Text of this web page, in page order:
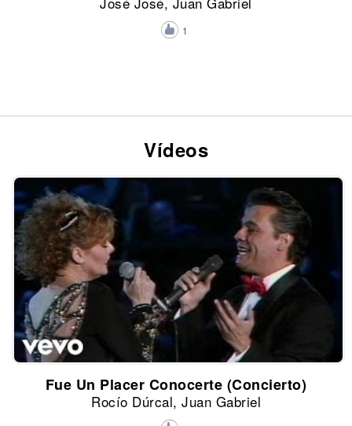
1
Vídeos
Fue Un Placer Conocerte (Concierto)
Rocío Dúrcal, Juan Gabriel